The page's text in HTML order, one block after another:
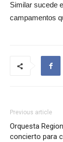
Similar sucede
campamentos
Previous article
Orquesta
concierto para